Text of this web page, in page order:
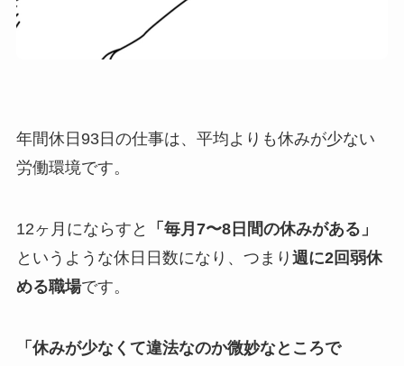
年間休日93日の仕事は、平均よりも休みが少ない
労働環境です。
12ヶ月にならすと
「毎月7〜8日間の休みがある」
というような休日日数になり、つまり 週に2回弱休
める職場です。
「休みが少なくて違法なのか微妙なところで